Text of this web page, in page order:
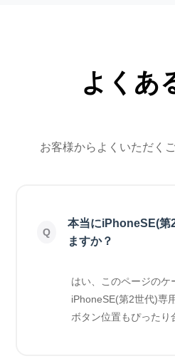
よくあ
お客様からよくいただく
本当にiPhoneSE(第
ますか？
はい、このページのケ
iPhoneSE(第2世代)専
ボタン位置もぴったり